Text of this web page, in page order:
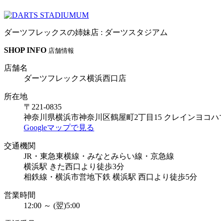
ダーツフレックスの姉妹店 : ダーツスタジアム
SHOP INFO 店舗情報
店舗名
ダーツフレックス横浜西口店
所在地
〒221-0835
神奈川県横浜市神奈川区鶴屋町2丁目15 クレインヨコハ
Googleマップで見る
交通機関
JR・東急東横線・みなとみらい線・京急線
横浜駅 きた西口より徒歩3分
相鉄線・横浜市営地下鉄 横浜駅 西口より徒歩5分
営業時間
12:00 ～ (翌)5:00